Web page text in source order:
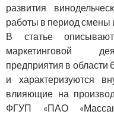
развития
работы в период смены
В статье
маркетинговой
предприятия в
и характеризуются
влияющие на
ФГУП «ПАО